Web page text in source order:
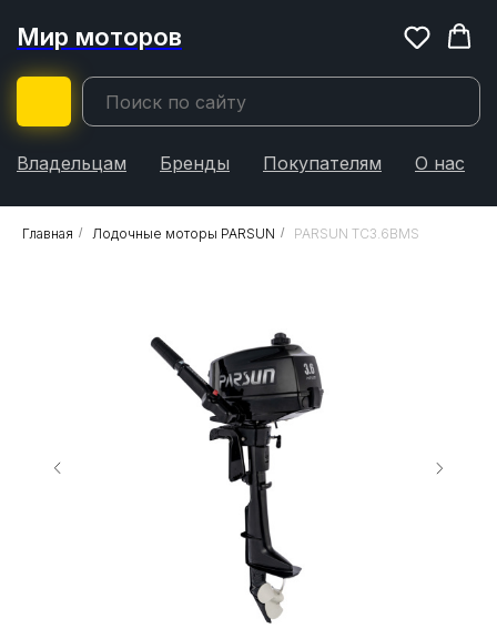
Мир моторов
Владельцам Бренды Покупателям О нас
Главная / Лодочные моторы PARSUN / PARSUN TC3.6BMS